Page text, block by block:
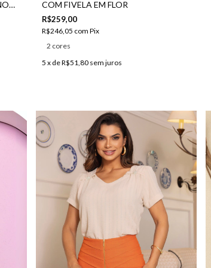
COM FIVELA EM FLOR
R$259,00
R$246,05 com Pix
2 cores
5 x deR$51,80 sem juros